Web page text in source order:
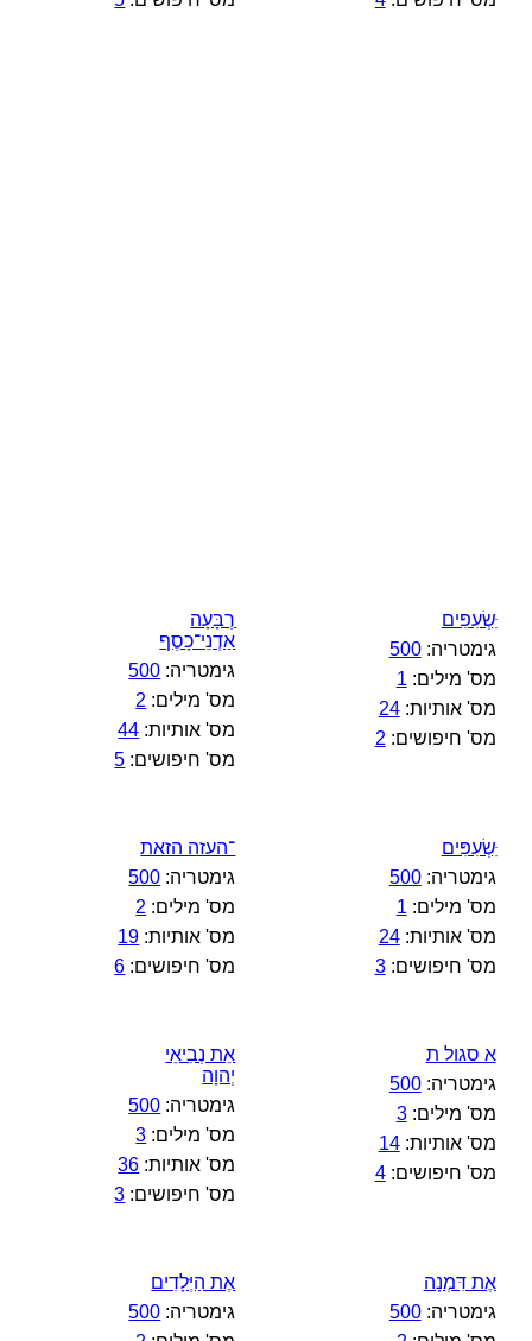
ִּשְׂעִפִּים
גימטריה:500
מס' מילים: 1
מס' אותיות:24
מס' חיפושים: 2
ַרְבָּעָה
אַדְנֵי־כָסֶף
גימטריה: 500
מס' מילים: 2
מס' אותיות: 44
מס' חיפושים: 5
ִּשְׂעִפִּים
גימטריה:500
מס' מילים: 1
מס' אותיות:24
מס' חיפושים:3
־העזה הזאת
גימטריה: 500
מס' מילים: 2
מס' אותיות: 19
מס' חיפושים: 6
א סגול ת
גימטריה:500
מס' מילים:3
מס' אותיות:14
מס' חיפושים:4
אֵת נְבִיאֵי
יְהוָה
גימטריה: 500
מס' מילים: 3
מס' אותיות: 36
מס' חיפושים: 3
אֶת דִּמְנָה
גימטריה:500
אֶת הַיְּלָדִים
גימטריה: 500